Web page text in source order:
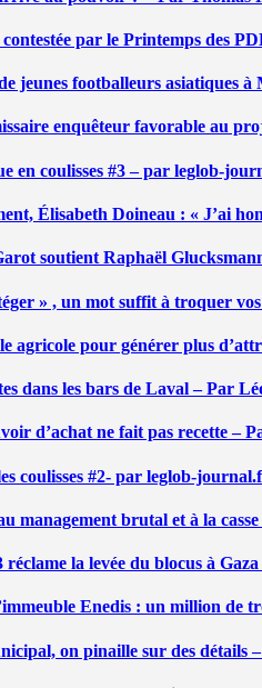
contestée par le Printemps des
jeunes footballeurs asiatiques à
enquêteur favorable au
en coulisses #3 – par leglob-
Élisabeth Doineau : « J’ai
soutient Raphaël
» , un mot suffit à troquer
agricole pour générer plus
dans les bars de Laval – Par
d’achat ne fait pas recette –
coulisses #2- par leglob-
management brutal et à la
réclame la levée du blocus à
Enedis : un million de
on pinaille sur des détails